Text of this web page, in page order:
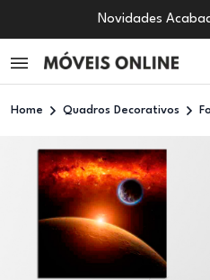
Novidades
Home Quadros Decorativos